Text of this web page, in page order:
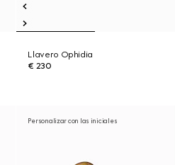
Llavero Ophidia
€ 230
Personalizar con las iniciales